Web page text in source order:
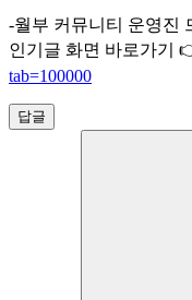
-월부 커뮤니티 운영진
인기글 화면 바로가기
tab=100000
답글